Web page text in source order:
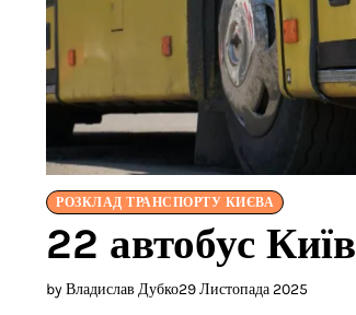
РОЗКЛАД ТРАНСПОРТУ КИЄВА
22 автобус Київ
by Владислав Дубко29 Листопада 2025